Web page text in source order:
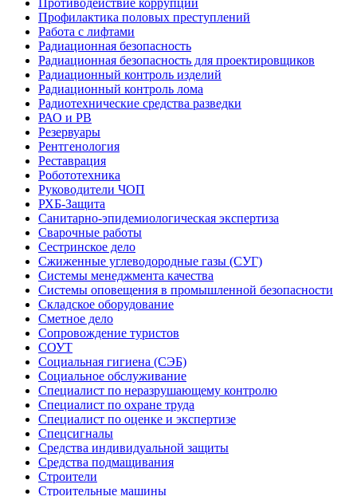
Противодействие коррупции
Профилактика половых преступлений
Работа с лифтами
Радиационная безопасность
Радиационная безопасность для проектировщиков
Радиационный контроль изделий
Радиационный контроль лома
Радиотехнические средства разведки
РАО и РВ
Резервуары
Рентгенология
Реставрация
Робототехника
Руководители ЧОП
РХБ-Защита
Санитарно-эпидемиологическая экспертиза
Сварочные работы
Сестринское дело
Сжиженные углеводородные газы (СУГ)
Системы менеджмента качества
Системы оповещения в промышленной безопасности
Складское оборудование
Сметное дело
Сопровождение туристов
СОУТ
Социальная гигиена (СЭБ)
Социальное обслуживание
Специалист по неразрушающему контролю
Специалист по охране труда
Специалист по оценке и экспертизе
Спецсигналы
Средства индивидуальной защиты
Средства подмащивания
Строители
Строительные машины